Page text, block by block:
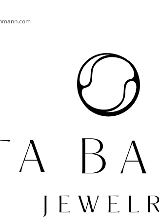
CO POTŘEBUJETE NAJÍT?
HLEDAT
NÁHRDELNÍK KAPKA OD SRDCE AG